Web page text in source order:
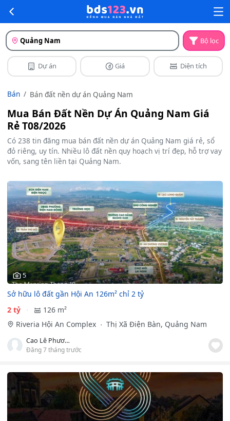
Quảng Nam Bộ lọc
Dự án Giá Diện tích
Bán Bán đất nền dự án Quảng Nam
Mua Bán Đất Nền Dự Án Quảng Nam Giá
Rẻ T08/2026
Có 238 tin đăng mua bán đất nền dự án Quảng Nam giá rẻ, sổ
đỏ riêng, uy tín. Nhiều lô đất nền quy hoạch vị trí đẹp, hỗ trợ vay
vốn, sang tên liền tại Quảng Nam.
5
Sở hữu lô đất gần Hội An 126m² chỉ 2 tỷ
2 tỷ
126 m²
Riveria Hội An Complex
Thị Xã Điện Bàn, Quảng Nam
Cao Lê Phương Nhi
Đăng 7 tháng trước